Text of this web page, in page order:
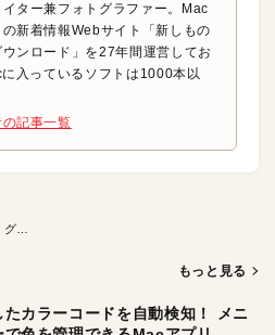
イター兼フォトグラファー。Mac
の新着情報Webサイト「新しもの
ンロード」を27年間運営してお
に入っているソフトは1000本以
記事一覧
【0円ソフト】グーグルの新メール「インボックス」を使い倒せ！
もっと見る
たカラーコードを自動検知！ メニ